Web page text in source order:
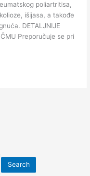
poliartritisa,
išijasa, a takođe
DETALJNIJE
Preporučuje se pri
Search